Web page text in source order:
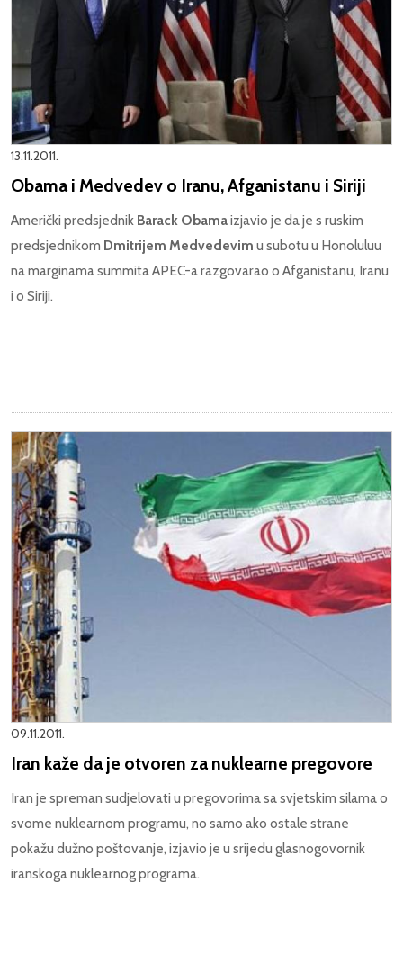
13.11.2011.
Obama i Medvedev o Iranu, Afganistanu i Siriji
Američki predsjednik Barack Obamaizjavio je da je s ruskim
predsjednikom Dmitrijem Medvedevim u subotu u Honoluluu
na marginama summita APEC-a razgovarao o Afganistanu, Iranu
i o Siriji.
09.11.2011.
Iran kaže da je otvoren za nuklearne pregovore
Iran je spreman sudjelovati u pregovorima sa svjetskim silama o
svome nuklearnom programu, no samo ako ostale strane
pokažu dužno poštovanje, izjavio je u srijedu glasnogovornik
iranskoga nuklearnog programa.